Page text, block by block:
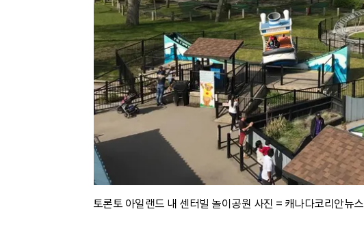
토론토 아일랜드 내 센터빌 놀이공원 사진 = 캐나다코리안뉴스